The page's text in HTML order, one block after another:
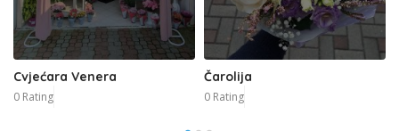
Cvjećara Venera
0 Rating
Čarolija
0 Rating